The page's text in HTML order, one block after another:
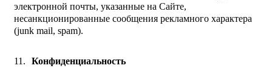
электронной почты, указанные на Сайте,
несанкционированные сообщения рекламного характера
(junk mail, spam).
Конфиденциальность